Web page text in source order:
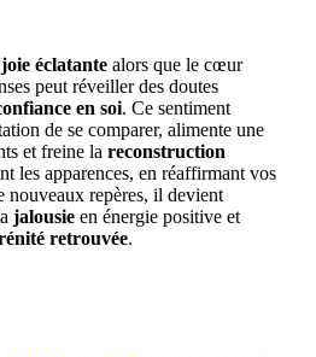
joie éclatante alors que le cœur
peut réveiller des doutes
en soi. Ce sentiment
de se comparer, alimente une
et freine la reconstruction
les apparences, en réaffirmant vos
nouveaux repères, il devient
jalousie en énergie positive et
retrouvée.